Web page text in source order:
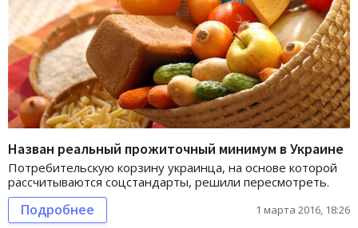
Назван реальный прожиточный минимум в Украине
Потребительскую корзину украинца, на основе которой
рассчитываются соцстандарты, решили пересмотреть.
Подробнее 1 марта 2016, 18:26